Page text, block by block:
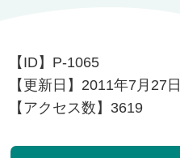
【ID】 P-1065
【更新日】 2011年7月27日
【アクセス数】 3619